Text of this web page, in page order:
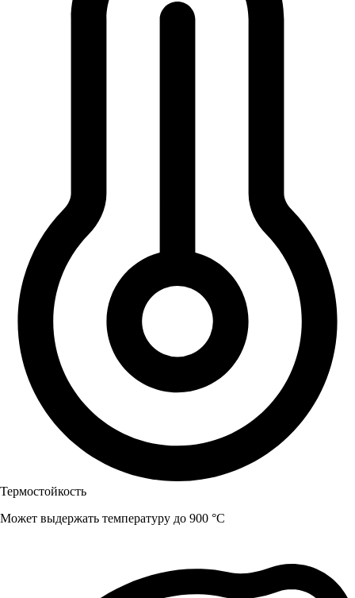
Термостойкость
Может выдержать температуру до 900 °C